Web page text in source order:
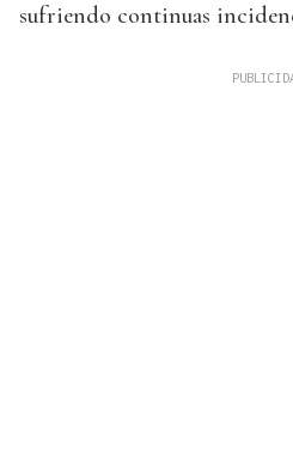
sufriendo continuas